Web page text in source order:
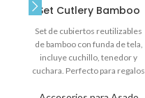
Set Cutlery Bamboo
Set de cubiertos reutilizables
de bamboo con funda de tela,
incluye cuchillo, tenedor y
cuchara. Perfecto para regalos